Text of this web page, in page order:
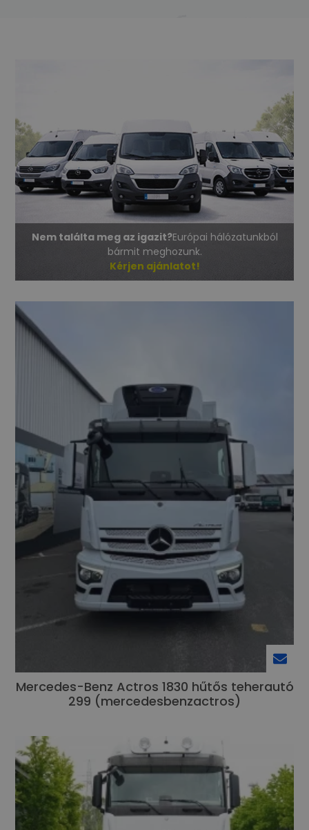
Nem találta meg az igazit?Európai hálózatunkból
bármit meghozunk.
Kérjen ajánlatot!
Mercedes-Benz Actros 1830 hűtős teherautó
299 (mercedesbenzactros)